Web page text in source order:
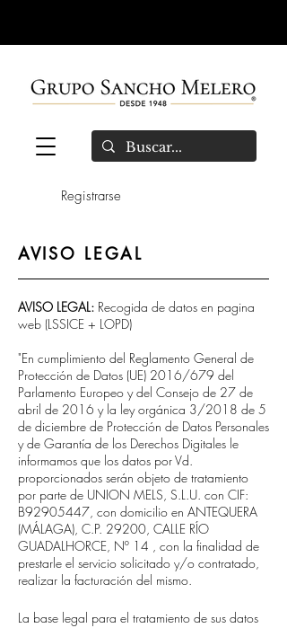
Registrarse
AVISO LEGAL
AVISO LEGAL: Recogida de datos en pagina
web (LSSICE + LOPD)
"En cumplimiento del Reglamento General de
Protección de Datos (UE) 2016/679 del
Parlamento Europeo y del Consejo de 27 de
abril de 2016 y la ley orgánica 3/2018 de 5
de diciembre de Protección de Datos Personales
y de Garantía de los Derechos Digitales le
informamos que los datos por Vd.
proporcionados serán objeto de tratamiento
por parte de UNION MELS, S.L.U. con CIF:
B92905447, con domicilio en ANTEQUERA
(MÁLAGA), C.P. 29200, CALLE RÍO
GUADALHORCE, Nº 14 , con la finalidad de
prestarle el servicio solicitado y/o contratado,
realizar la facturación del mismo.
La base legal para el tratamiento de sus datos